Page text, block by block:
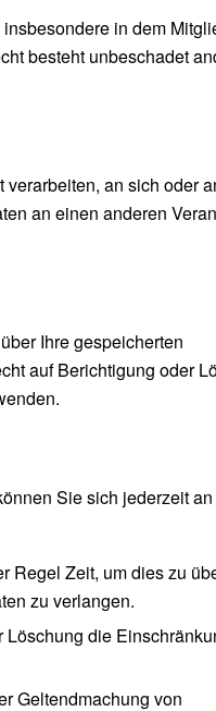
in dem
besteht unbeschadet
an sich oder
an einen anderen
Ihre gespeicherten
auf Berichtigung oder
Sie sich jederzeit
Regel Zeit, um dies zu
zu verlangen.
die
Geltendmachung von